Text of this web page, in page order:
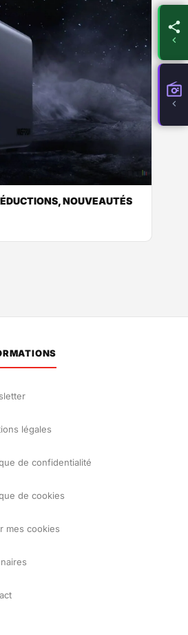
NOUVEAUTÉS
légales
de confidentialité
de cookies
mes cookies